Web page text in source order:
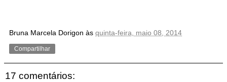
Bruna Marcela Dorigon às quinta-feira, maio 08, 2014
Compartilhar
17 comentários: